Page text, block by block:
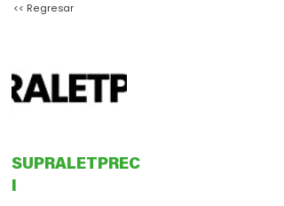
<< Regresar
SUPRALETPREC
I